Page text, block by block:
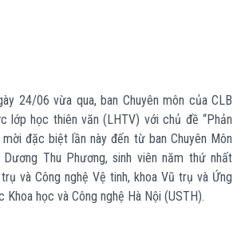
24/06 vừa qua, ban Chuyên môn của CLB
lớp học thiên văn (LHTV) với chủ đề “Phản
đặc biệt lần này đến từ ban Chuyên Môn
Thu Phương, sinh viên năm thứ nhất
và Công nghệ Vệ tinh, khoa Vũ trụ và Ứng
học và Công nghệ Hà Nội (USTH).